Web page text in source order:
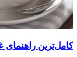
کامل‌ترین